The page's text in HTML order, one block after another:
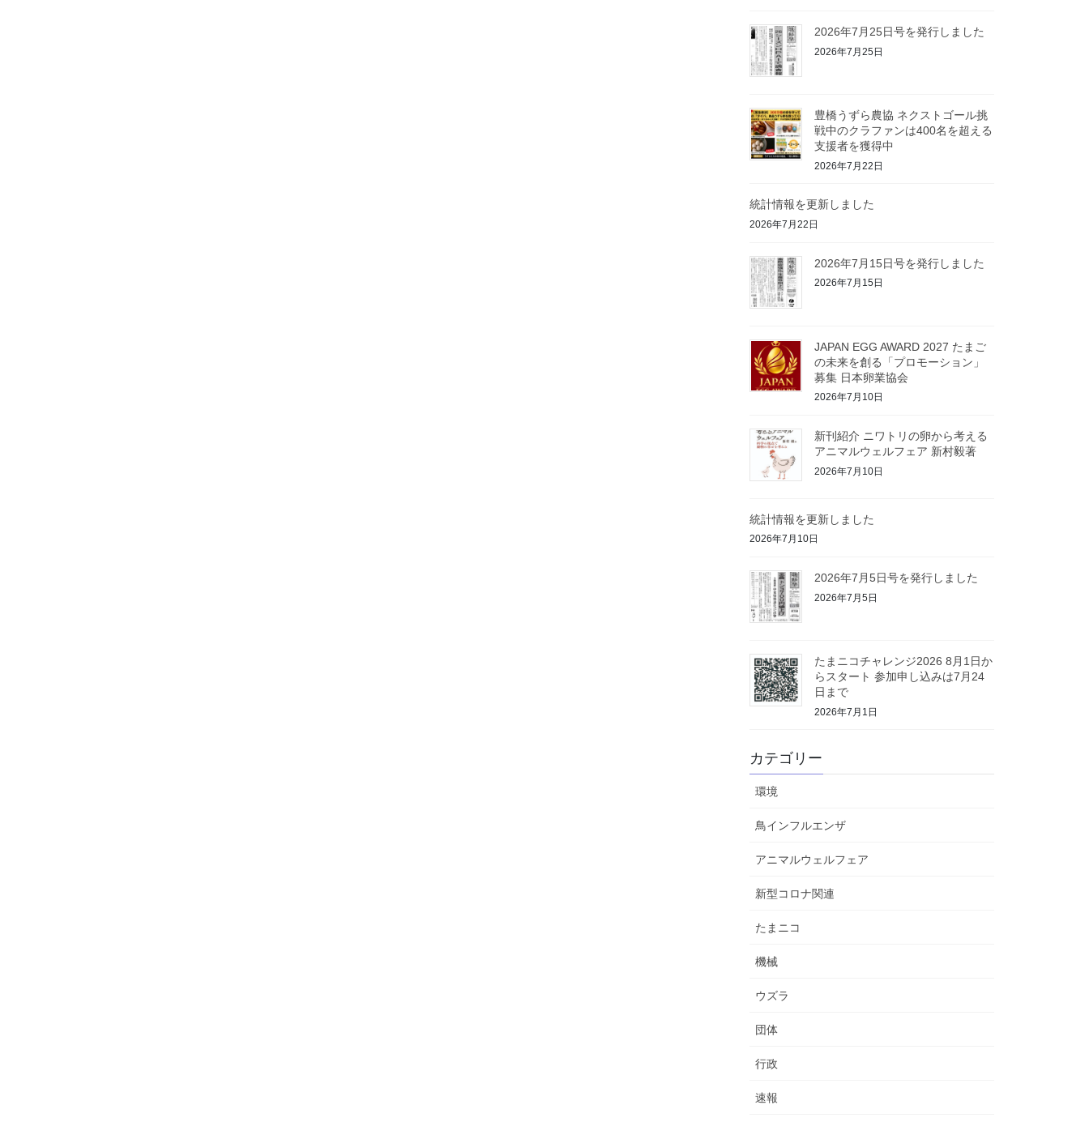
2026年7月25日号を発行しました
2026年7月25日
豊橋うずら農協 ネクストゴール挑
戦中のクラファンは400名を超える
支援者を獲得中
2026年7月22日
統計情報を更新しました
2026年7月22日
2026年7月15日号を発行しました
2026年7月15日
JAPAN EGG AWARD 2027 たまご
の未来を創る「プロモーション」
募集 日本卵業協会
2026年7月10日
新刊紹介 ニワトリの卵から考える
アニマルウェルフェア 新村毅著
2026年7月10日
統計情報を更新しました
2026年7月10日
2026年7月5日号を発行しました
2026年7月5日
たまニコチャレンジ2026 8月1日か
らスタート 参加申し込みは7月24
日まで
2026年7月1日
カテゴリー
環境
鳥インフルエンザ
アニマルウェルフェア
新型コロナ関連
たまニコ
機械
ウズラ
団体
行政
速報